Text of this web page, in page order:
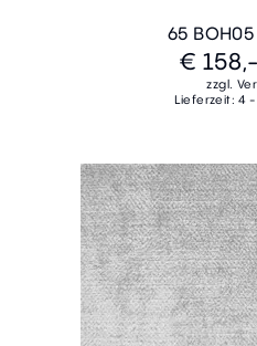
65
€ 158,-
zzgl.
Lieferzeit: 4 -